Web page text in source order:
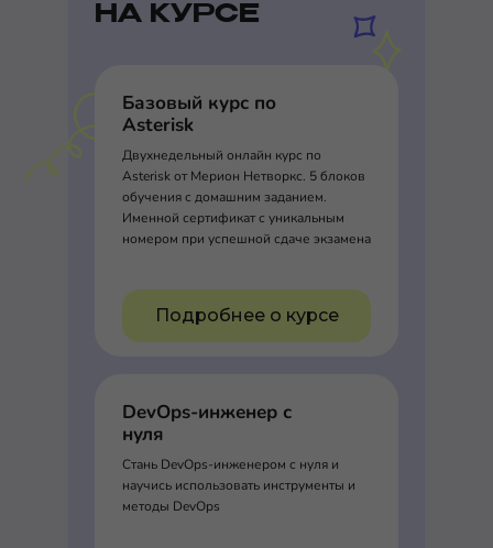
НА КУРСЕ
Базовый курс по
Asterisk
Двухнедельный онлайн курс по
Asterisk от Мерион Нетворкс. 5 блоков
обучения с домашним заданием.
Именной сертификат с уникальным
номером при успешной сдаче экзамена
Подробнее о курсе
DevOps-инженер с
нуля
Стань DevOps-инженером с нуля и
научись использовать инструменты и
методы DevOps